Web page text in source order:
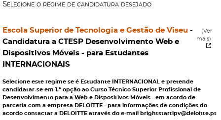
Selecione o regime de candidatura desejado
Escola Superior de Tecnologia e Gestão de Viseu -
Candidatura a CTESP Desenvolvimento Web e
Dispositivos Móveis - para Estudantes
INTERNACIONAIS
(Ver
mais)
Selecione este regime se é Estudante INTERNACIONAL e pretende
candidatar-se em 1.ª opção ao Curso Técnico Superior Profissional de
Desenvolvimento para a Web e Dispositivos Móveis - em acordo de
parceria com a empresa DELOITTE - para informações de condições do
acordo contactar a DELOITTE através do e-mail brightstartipv@deloitte.pt